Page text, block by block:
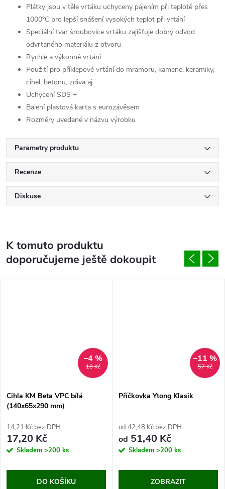
Plátky jsou v těle vrtáku uchyceny pájením při teplotě přes
1000°C pro lepší snášení vysokých teplot při vrtání
Speciální tvar šroubovice vrtáku zajišťuje dobrý odvod
odvrtaného materiálu z otvoru
Rychlé a výkonné vrtání
Použití pro příklepové vrtání do mramoru, kamene, keramiky,
cihel, betonu, zdiva aj.
Uchycení SDS +
Balení plastová karta s eurozávěsem
Rozměry uvedené v názvu výrobku
Parametry produktu
Recenze
Diskuse
K tomuto produktu
doporučujeme ještě dokoupit
18 Kč
–4 %
Cihla KM Beta VPC bílá
(140x65x290 mm)
14,21 Kč bez DPH
17,20 Kč
Skladem >200 ks
DO KOŠÍKU
57 Kč
–11 %
Příčkovka Ytong Klasik
od 42,48 Kč bez DPH
od 51,40 Kč
Skladem >200 ks
ZOBRAZIT